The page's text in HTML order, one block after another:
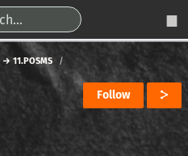
→ 11.POSMS
Follow